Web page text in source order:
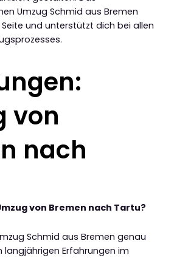
Umzug Schmid aus Bremen
und unterstützt dich bei allen
von
nach
von Bremen nach Tartu?
Schmid aus Bremen genau
langjährigen Erfahrungen im